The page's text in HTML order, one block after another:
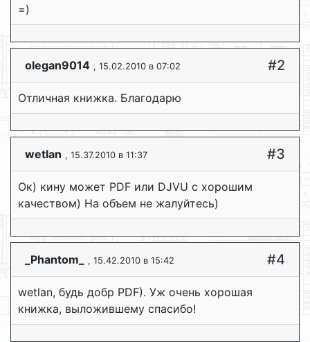
=)
olegan9014 , 15.02.2010 в 07:02 #2
Отличная книжка. Благодарю
wetlan , 15.37.2010 в 11:37 #3
Ок) кину может PDF или DJVU с хорошим
качеством) На объем не жалуйтесь)
_Phantom_ , 15.42.2010 в 15:42 #4
wetlan, будь добр PDF). Уж очень хорошая
книжка, выложившему спасибо!